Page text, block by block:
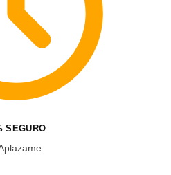
SEGURO